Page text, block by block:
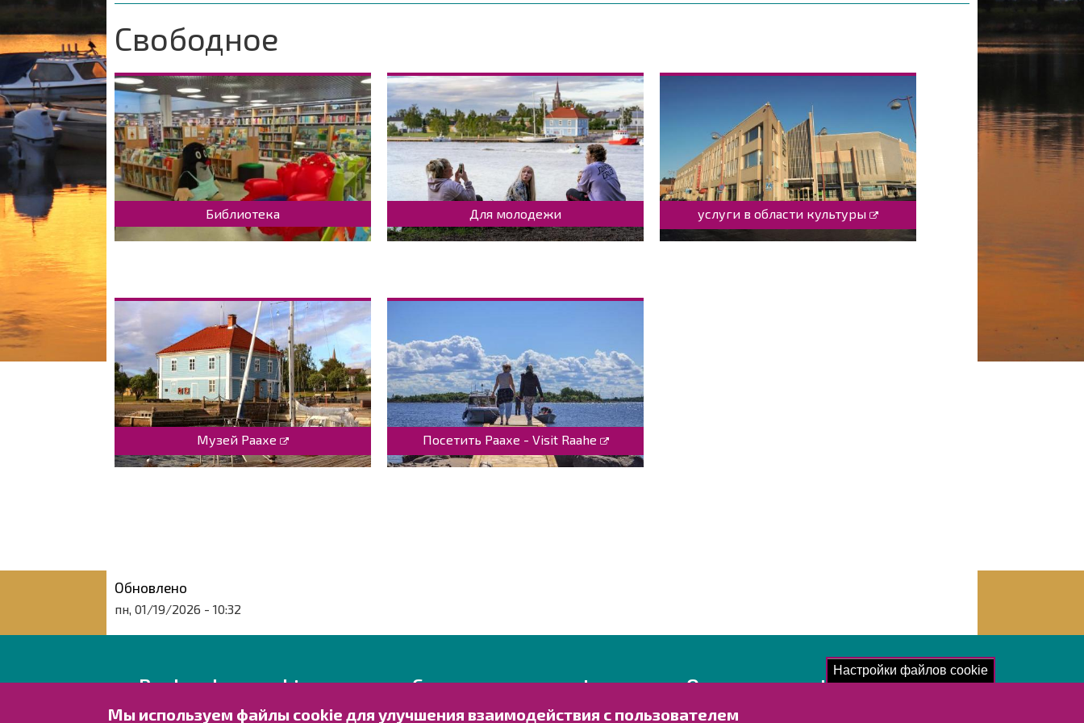
Настройки файлов cookie
Мы используем файлы cookie для улучшения взаимодействия с пользователем
навигации
are
Свободное
Библиотека Для молодежи услуги в области культуры
Музей Раахе Посетить Раахе - Visit Raahe
Обновлено
пн, 01/19/2026 - 10:32
Raahen kaupunki
Rantakatu 50
Свяжитесь с нами!
Оставьте отзыв
Ознакомьтесь!
Обработка персональных данных